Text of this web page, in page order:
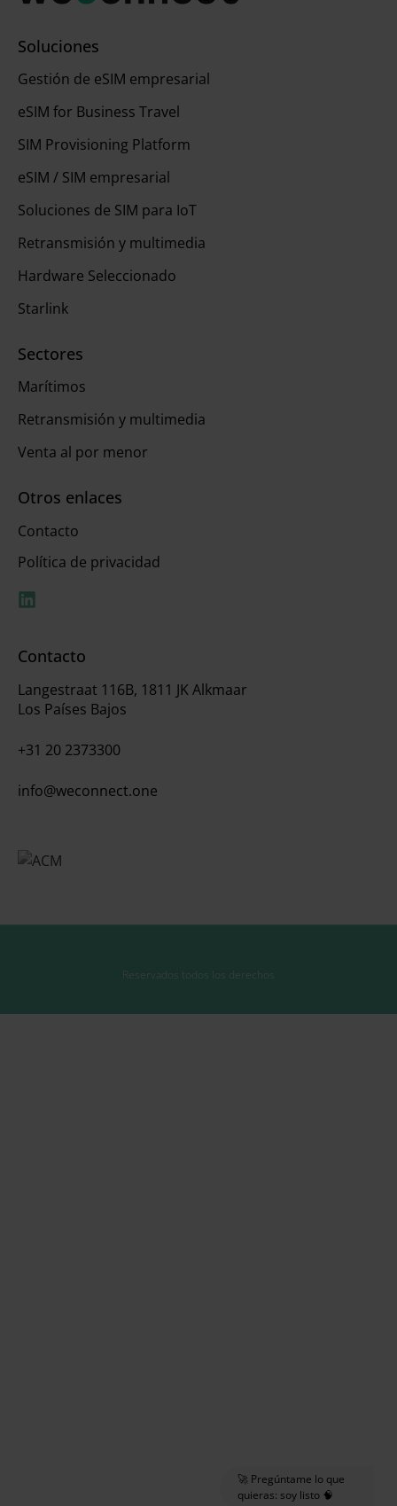
Soluciones
Gestión de eSIM empresarial
eSIM for Business Travel
SIM Provisioning Platform
eSIM / SIM empresarial
Soluciones de SIM para IoT
Retransmisión y multimedia
Hardware Seleccionado
Starlink
Sectores
Marítimos
Retransmisión y multimedia
Venta al por menor
Otros enlaces
Contacto
Política de privacidad
Contacto
Langestraat 116B, 1811 JK Alkmaar
Los Países Bajos
+31 20 2373300
info@weconnect.one
🚀 Pregúntame lo que
quieras: soy listo 🧠
Reservados todos los derechos